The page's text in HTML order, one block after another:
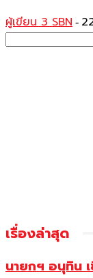
ผู้เขียน 3 SBN -
เรื่องล่าสุด
นายกฯ อนุทิน